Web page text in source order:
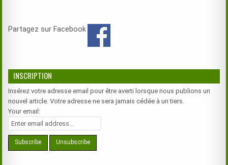
Partagez sur Facebook
INSCRIPTION
Insérez votre adresse email pour être averti lorsque nous publions un
nouvel article. Votre adresse ne sera jamais cédée à un tiers.
Your email: